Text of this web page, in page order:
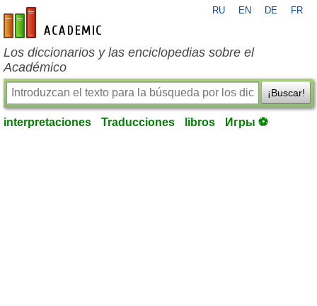
es-academic.com
RU EN DE FR
Los diccionarios y las enciclopedias sobre el
Académico
¡Buscar!
interpretaciones Traducciones libros Игры ⚽